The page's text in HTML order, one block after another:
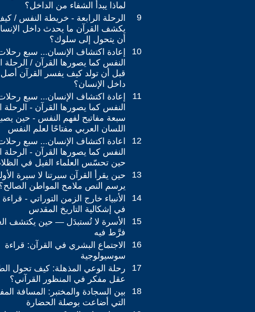
لماذا يبدأ الشفاء من الداخل؟
الرحلة الرابعة - خريطة النفس /
يكشف القرآن ما يحدث داخل
أن يتحول إلى سلوك؟
9
إعادة اكتشاف الإنسان... سبع
النفس كما يصورها القرآن / الرحلة
قبل أن تولد كيف يفسر القرآن
داخل الإنسان؟
10
إعادة اكتشاف الإنسان... سبع
النفس كما يصورها القرآن - الرحلة
سبعة مفاتيح لفهم النفس - حين
اللسان العربي مفتاحًا لعلم النفس
11
اعادة اكتشاف الإنسان... سبع
النفس كما يصورها القرآن - الرحلة
حين تحسّس العلماء الفيل في
12
حين يقرأ القرآن سيرتنا لا سيرة
يرسم النص ملامح المواطن
13
الأنبياء خارج الزمن التوراتي - قراءة
في إشكالية التاريخ المقدس
14
الأسرة لا تُستبدَل — حين يكتشف
فرَّط فيه
15
الاجتماع البشري في القرآن: قراءة
سوسيولوجية
16
رحلة الوعي المذهلة: كيف تحول
عقل مفكر في المنظور القرآني؟
17
بين السجادة والمختبر: المسافة
التي أضاعت بوصلة الحضارة
18